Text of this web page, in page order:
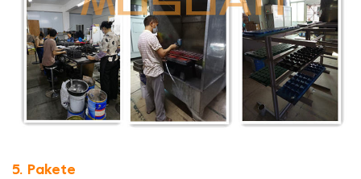
5. Pakete